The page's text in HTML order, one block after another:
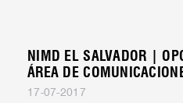
NIMD EL SALVADOR |
ÁREA DE
17-07-2017